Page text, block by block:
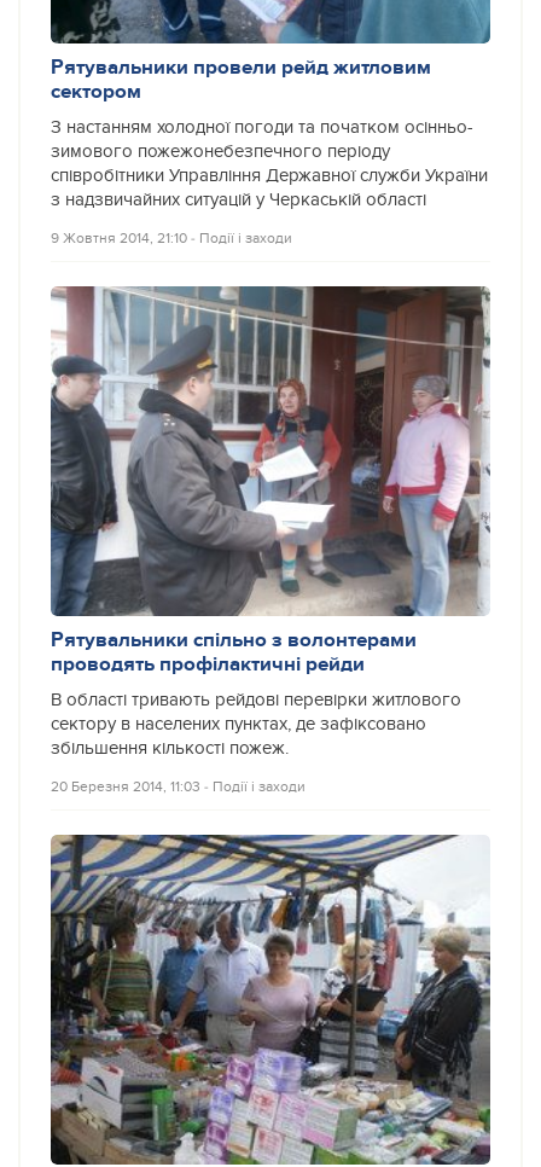
Рятувальники провели рейд житловим
сектором
З настанням холодної погоди та початком осінньо-
зимового пожежонебезпечного періоду
співробітники Управління Державної служби України
з надзвичайних ситуацій у Черкаській області
9 Жовтня 2014, 21:10 ‐ Події і заходи
Рятувальники спільно з волонтерами
проводять профілактичні рейди
В області тривають рейдові перевірки житлового
сектору в населених пунктах, де зафіксовано
збільшення кількості пожеж.
20 Березня 2014, 11:03 ‐ Події і заходи